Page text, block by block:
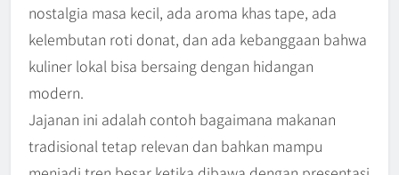
nostalgia masa kecil, ada aroma khas tape, ada
kelembutan roti donat, dan ada kebanggaan bahwa
kuliner lokal bisa bersaing dengan hidangan
modern.
Jajanan ini adalah contoh bagaimana makanan
tradisional tetap relevan dan bahkan mampu